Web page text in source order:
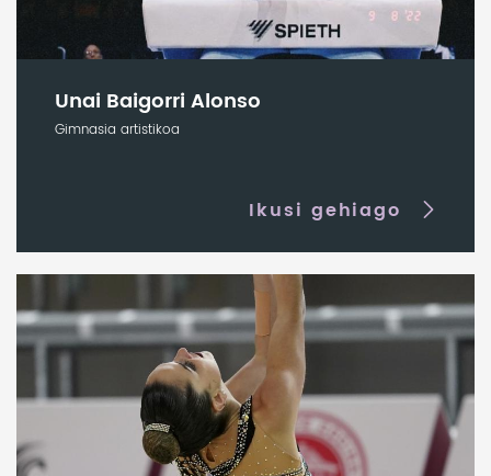
Unai Baigorri Alonso
Gimnasia artistikoa
Ikusi gehiago